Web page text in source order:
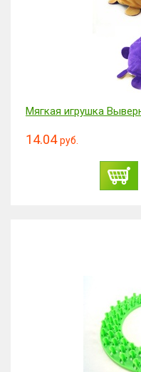
Мягкая игрушка
14.04 руб.